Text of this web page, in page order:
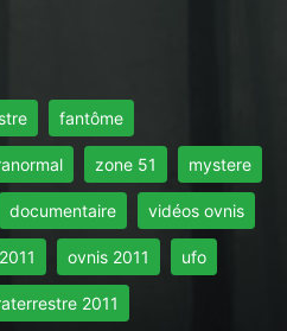
fantôme
zone 51 mystere
documentaire vidéos ovnis
ovnis 2011 ufo
2011